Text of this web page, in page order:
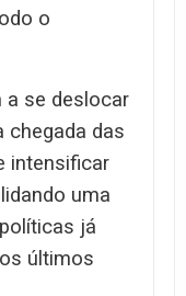
o
a se deslocar
chegada das
intensificar
uma
já
últimos